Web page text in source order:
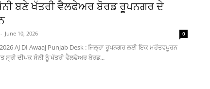
ਬਣੇ ਖੱਤਰੀ ਵੈਲਫੇਅਰ ਬੋਰਡ ਰੂਪਨਗਰ ਦੇ
- June 10, 2026 0
AJ DI Awaaj Punjab Desk : ਜਿਲ੍ਹਾ ਰੂਪਨਗਰ ਲਈ ਇਕ ਮਹੱਤਵਪੂਰਨ
ਸ੍ਰੀ ਦੀਪਕ ਸੋਨੀ ਨੂੰ ਖੱਤਰੀ ਵੈਲਫੇਅਰ ਬੋਰਡ...